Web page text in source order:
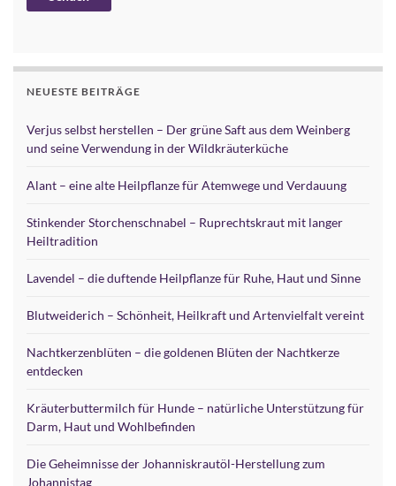
NEUESTE BEITRÄGE
Verjus selbst herstellen – Der grüne Saft aus dem Weinberg
und seine Verwendung in der Wildkräuterküche
Alant – eine alte Heilpflanze für Atemwege und Verdauung
Stinkender Storchenschnabel – Ruprechtskraut mit langer
Heiltradition
Lavendel – die duftende Heilpflanze für Ruhe, Haut und Sinne
Blutweiderich – Schönheit, Heilkraft und Artenvielfalt vereint
Nachtkerzenblüten – die goldenen Blüten der Nachtkerze
entdecken
Kräuterbuttermilch für Hunde – natürliche Unterstützung für
Darm, Haut und Wohlbefinden
Die Geheimnisse der Johanniskrautöl-Herstellung zum
Johannistag